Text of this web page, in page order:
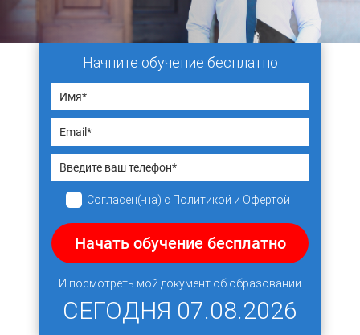
Начните обучение бесплатно
Согласен(-на) с Политикой и Офертой
Начать обучение бесплатно
И посмотреть мой документ об образовании
СЕГОДНЯ 07.08.2026